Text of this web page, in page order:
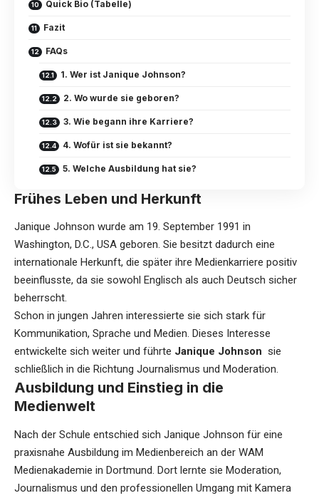
Quick Bio (Tabelle)
Fazit
FAQs
1. Wer ist Janique Johnson?
2. Wo wurde sie geboren?
3. Wie begann ihre Karriere?
4. Wofür ist sie bekannt?
5. Welche Ausbildung hat sie?
Frühes Leben und Herkunft
Janique Johnson wurde am 19. September 1991 in
Washington, D.C., USA geboren. Sie besitzt dadurch eine
internationale Herkunft, die später ihre Medienkarriere positiv
beeinflusste, da sie sowohl Englisch als auch Deutsch sicher
beherrscht.
Schon in jungen Jahren interessierte sie sich stark für
Kommunikation, Sprache und Medien. Dieses Interesse
entwickelte sich weiter und führte Janique Johnson sie
schließlich in die Richtung Journalismus und Moderation.
Ausbildung und Einstieg in die
Medienwelt
Nach der Schule entschied sich Janique Johnson für eine
praxisnahe Ausbildung im Medienbereich an der WAM
Medienakademie in Dortmund. Dort lernte sie Moderation,
Journalismus und den professionellen Umgang mit Kamera